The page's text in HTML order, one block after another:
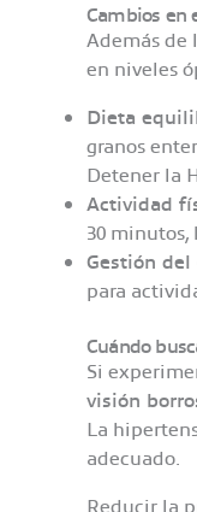
Cambios en
Además de
en niveles
Dieta
granos
Detener la
Actividad
30
Gestión del
para
Cuándo
Si
visión
La
adecuado.​
Reducir la